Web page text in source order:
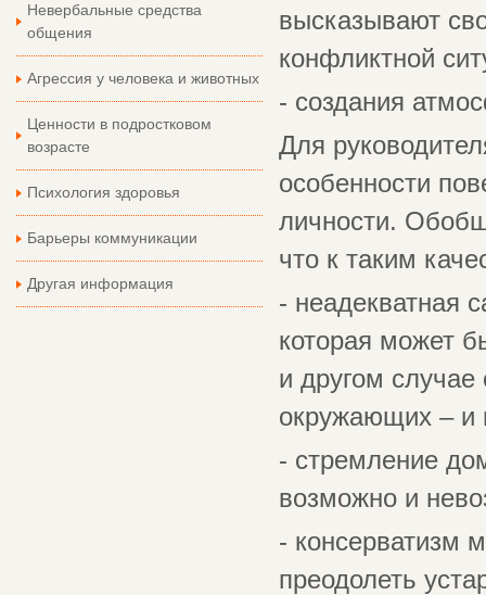
Невербальные средства
общения
Агрессия у человека и животных
Ценности в подростковом
возрасте
Психология здоровья
Барьеры коммуникации
Другая информация
высказывают
конфликтной
- создания
Для
особенности
личности.
что к таким
- неадекватная
которая может
и другом случае
окружающих – и
- стремление
возможно и
- консерватизм
преодолеть